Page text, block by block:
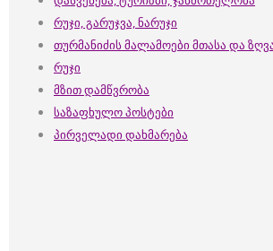
რუჯი, გარუჯვა, ნარუჯი
თურმანიძის მალამოები მთასა და
რუჯი
მზით დამწვრობა
საზაფხულო პოსტები
პირველადი დახმარება